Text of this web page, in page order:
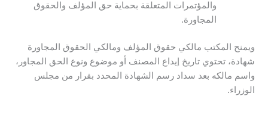
والمؤتمرات المتعلقة بحماية حق المؤلف والحقوق
المجاورة.
ويمنح المكتب مالكي حقوق المؤلف ومالكي الحقوق المجاورة
شهادة، تحتوي تاريخ إيداع المصنف أو موضوع ونوع الحق المجاور،
واسم مالكه بعد سداد رسم الشهادة المحدد بقرار من مجلس
الوزراء.